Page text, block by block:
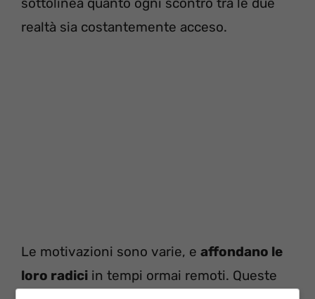
realtà sia costantemente acceso.
Le motivazioni sono varie, e affondano le
loro radici in tempi ormai remoti. Queste